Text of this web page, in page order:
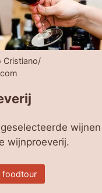
Cristiano/
wijnen
wijnproeverij.
foodtour